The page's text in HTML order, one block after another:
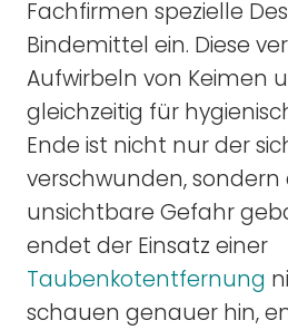
Fachfirmen spezielle
Bindemittel ein. Diese
Aufwirbeln von Keimen
gleichzeitig für
Ende ist nicht nur der
verschwunden, sondern
unsichtbare Gefahr
endet der Einsatz einer
Taubenkotentfernung
schauen genauer hin,